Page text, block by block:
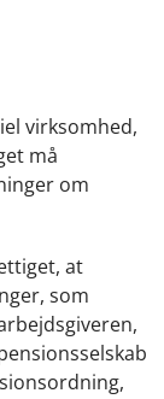
virksomhed,
må
om
at
som